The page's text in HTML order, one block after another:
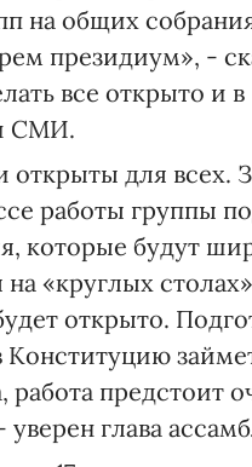
на общих
президиум», -
все открыто и в
СМИ.
открыты для всех.
работы группы
которые будут
«круглых
открыто.
Конституцию
работа предстоит
уверен глава